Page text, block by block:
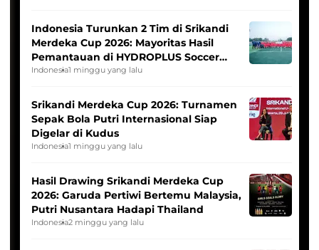
Indonesia Turunkan 2 Tim di Srikandi
Merdeka Cup 2026: Mayoritas Hasil
Pemantauan di HYDROPLUS Soccer
League
Indonesia1 minggu yang lalu
Srikandi Merdeka Cup 2026: Turnamen
Sepak Bola Putri Internasional Siap
Digelar di Kudus
Indonesia1 minggu yang lalu
Hasil Drawing Srikandi Merdeka Cup
2026: Garuda Pertiwi Bertemu Malaysia,
Putri Nusantara Hadapi Thailand
Indonesia2 minggu yang lalu